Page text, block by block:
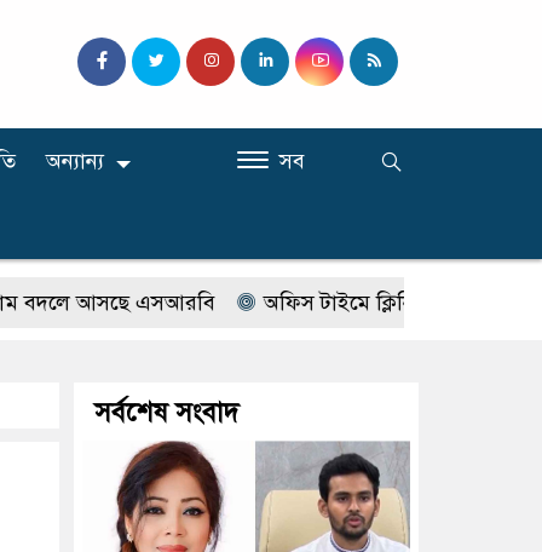
অন্যান্য সব
আসছে এসআরবি অফিস টাইমে ক্লিনিকে রোগী দেখছিলেন
সর্বশেষ সংবাদ